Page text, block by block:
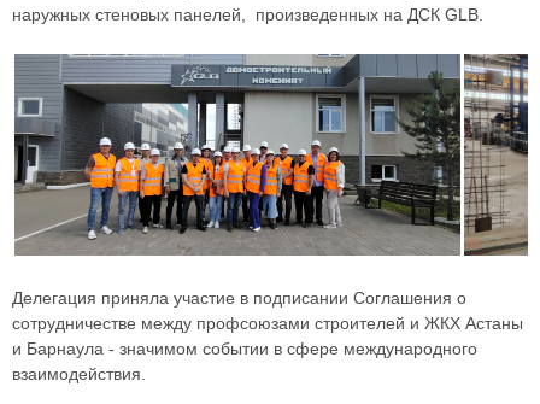
наружных стеновых панелей, произведенных на ДСК GLB.
Делегация приняла участие в подписании Соглашения о
сотрудничестве между профсоюзами строителей и ЖКХ Астаны
и Барнаула - значимом событии в сфере международного
взаимодействия.